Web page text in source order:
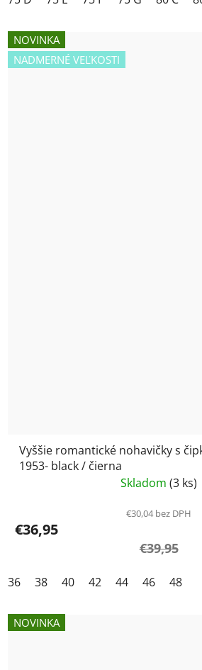
NOVINKA
NADMERNÉ VEĽKOSTI
Vyššie romantické nohavičky s
1953- black / čierna
Skladom (3 ks)
€30,04 bez DPH
€36,95
€39,95
36 38 40 42 44 46 48
NOVINKA